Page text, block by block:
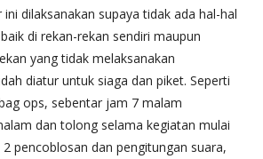
dilaksanakan supaya tidak ada hal-hal
di rekan-rekan sendiri maupun
yang tidak melaksanakan
diatur untuk siaga dan piket. Seperti
ops, sebentar jam 7 malam
dan tolong selama kegiatan mulai
pencoblosan dan pengitungan suara,